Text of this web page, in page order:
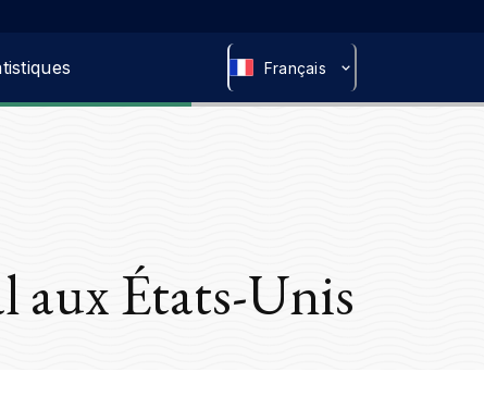
Français
aux États-Unis